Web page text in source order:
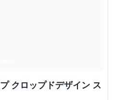
クロップドデザイン ス